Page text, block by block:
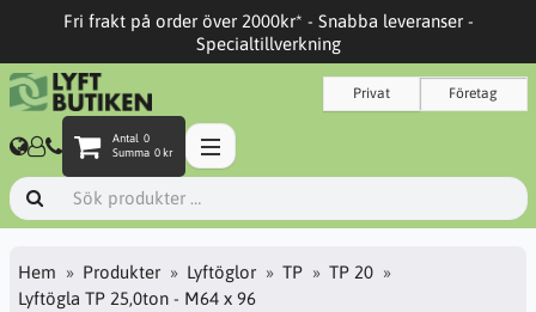
Fri frakt på order över 2000kr* - Snabba leveranser -
Specialtillverkning
Privat Företag
Antal 0
Summa 0 kr
Hem Produkter Lyftöglor TP
TP 20
Lyftögla TP 25,0ton - M64 x 96